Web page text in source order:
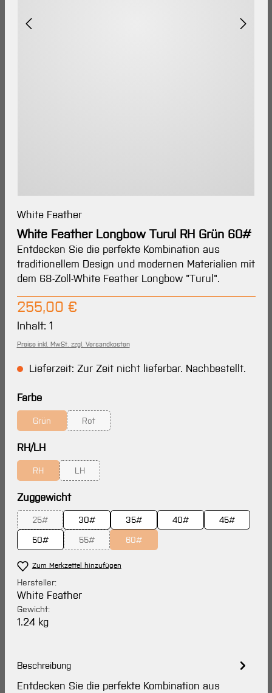
White Feather
White Feather Longbow Turul RH Grün 60#
Entdecken Sie die perfekte Kombination aus
traditionellem Design und modernen Materialien mit
dem 68-Zoll-White Feather Longbow "Turul".
Regulärer Preis:
255,00 €
Inhalt: 1
Preise inkl. MwSt. zzgl. Versandkosten
Lieferzeit: Zur Zeit nicht lieferbar. Nachbestellt.
Farbeauswählen
Grün
(Diese Option ist zurzeit nicht verfügbar.)
Rot
(Diese Option ist zurzeit nicht verfügbar.)
RH/LHauswählen
RH
(Diese Option ist zurzeit nicht verfügbar.)
LH
(Diese Option ist zurzeit nicht verfügbar.)
Zuggewichtauswählen
25#
(Diese Option ist zurzeit nicht verfügbar.)
30# 35# 40#
45#
50#
55#
(Diese Option ist zurzeit nicht verfügbar.)
60#
(Diese Option ist zurzeit nicht
Zum Merkzettel hinzufügen
Hersteller:
White Feather
Gewicht:
1.24 kg
Beschreibung
Entdecken Sie die perfekte Kombination aus